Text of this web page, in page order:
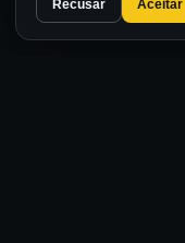
Recusar Aceitar